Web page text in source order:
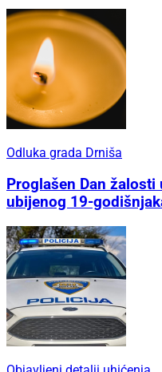
Odluka grada Drniša
Proglašen Dan
ubijenog 19-